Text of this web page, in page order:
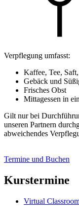
Verpflegung umfasst:
Kaffee, Tee,
Gebäck und
Frisches Obst
Mittagessen in
Gilt nur bei
unseren Partnern
abweichendes
Termine und Buchen
Kurstermine
Virtual